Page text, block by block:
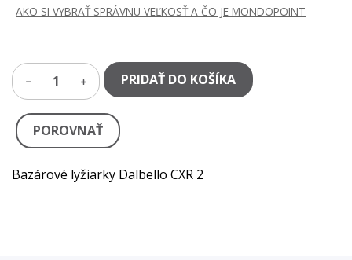
AKO SI VYBRAŤ SPRÁVNU VEĽKOSŤ A ČO JE MONDOPOINT
1 PRIDAŤ DO KOŠÍKA
POROVNAŤ
Bazárové lyžiarky Dalbello CXR 2